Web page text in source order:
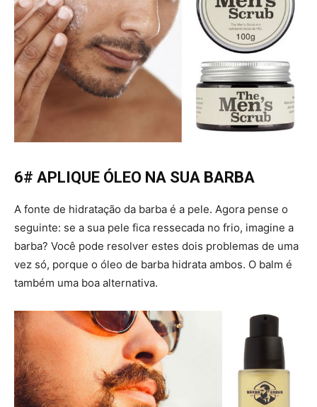
6# APLIQUE ÓLEO NA SUA BARBA
A fonte de hidratação da barba é a pele. Agora pense o
seguinte: se a sua pele fica ressecada no frio, imagine a
barba? Você pode resolver estes dois problemas de uma
vez só, porque o óleo de barba hidrata ambos. O balm é
também uma boa alternativa.